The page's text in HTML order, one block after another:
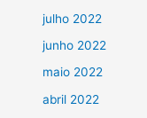
julho 2022
junho 2022
maio 2022
abril 2022